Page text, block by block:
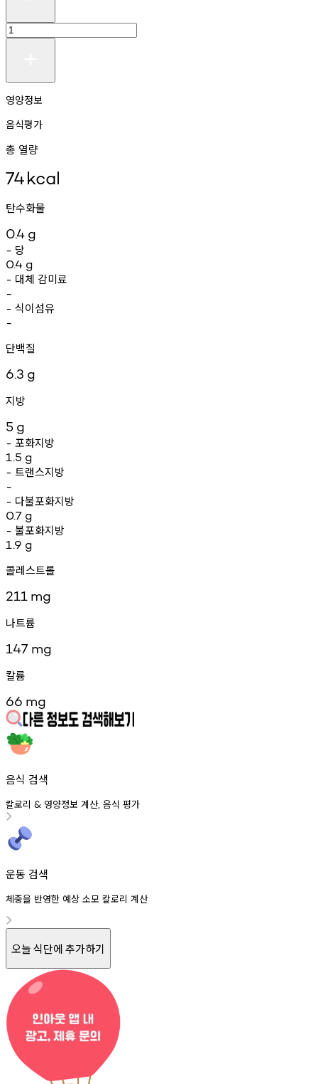
영양정보
음식평가
총 열량
74kcal
탄수화물
0.4 g
- 당
0.4 g
- 대체 감미료
-
- 식이섬유
-
단백질
6.3 g
지방
5 g
- 포화지방
1.5 g
- 트랜스지방
-
- 다불포화지방
0.7 g
- 불포화지방
1.9 g
콜레스트롤
211 mg
나트륨
147 mg
칼륨
66 mg
음식 검색
칼로리 & 영양정보 계산, 음식 평가
운동 검색
체중을 반영한 예상 소모 칼로리 계산
오늘 식단에 추가하기